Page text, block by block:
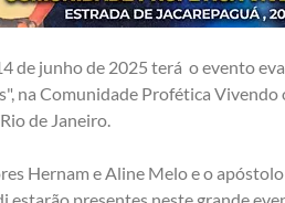
de junho de 2025 terá  o evento
na Comunidade Profética Vivendo
de Janeiro.
Hernam e Aline Melo e o